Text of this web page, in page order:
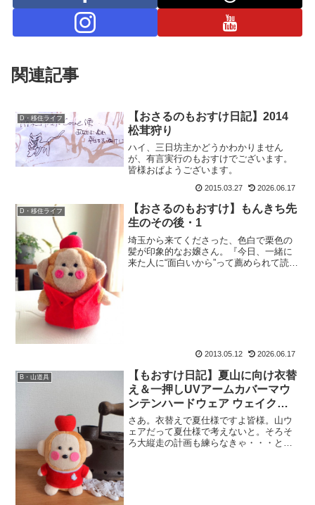
関連記事
D・移住ライフ
【おさるのもおすけ日記】2014
松茸狩り
ハイ、三日坊主かどうかわかりません
が、有言実行のもおすけでございます。
皆様おぱようございます。
2015.03.27 2026.06.17
D・移住ライフ
【おさるのもおすけ】もんきち先
生のその後・1
埼玉から来てくださった、色白で栗色の
髪が印象的なお嬢さん。『今日、一緒に
来た人に“面白いから”って薦められて読み
2013.05.12 2026.06.17
B・山道具
【もおすけ日記】夏山に向け衣替
え＆一押しUVアームカバーマウ
ンテンハードウェア ウェイクー
ルアームズ
さあ。衣替えで夏仕様ですよ皆様。山ウ
ェアだって夏仕様で考えないと。そろそ
ろ大縦走の計画も練らなきゃ・・・と思